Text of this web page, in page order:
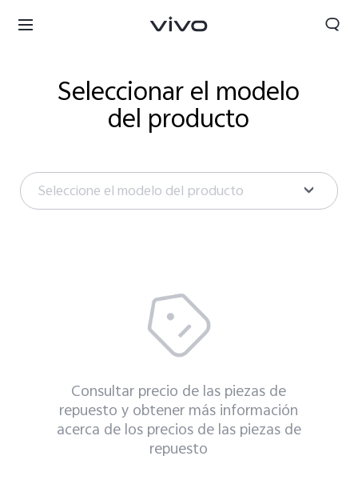
Chile | Seleccione país/región
Seleccionar el modelo
del producto
Seleccione el modelo del producto
Consultar precio de las piezas de
repuesto y obtener más información
acerca de los precios de las piezas de
repuesto